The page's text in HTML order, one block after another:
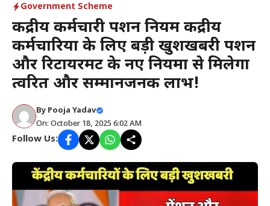
Government Scheme
केंद्रीय कर्मचारी पेंशन नियम केंद्रीय
कर्मचारियों के लिए बड़ी खुशखबरी पेंशन
और रिटायरमेंट के नए नियमों से मिलेगा
त्वरित और सम्मानजनक लाभ!
By Pooja Yadav
On: October 18, 2025 6:02 AM
Follow Us: